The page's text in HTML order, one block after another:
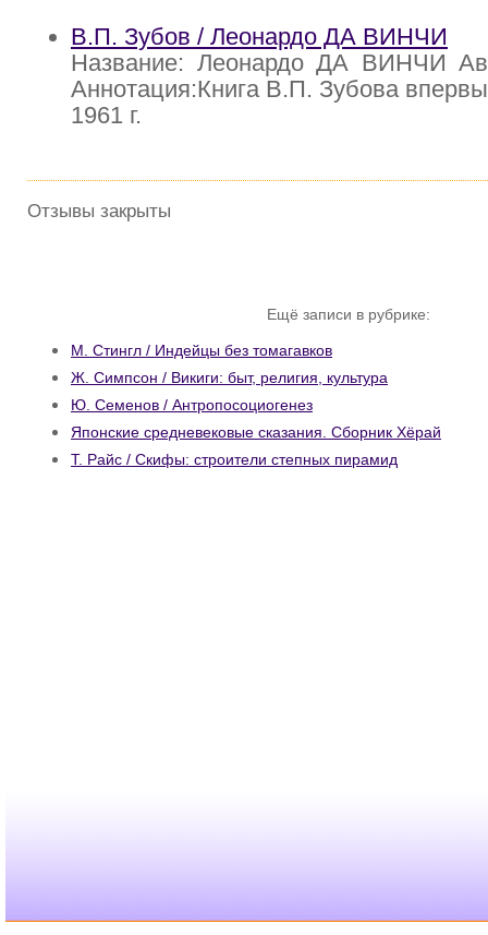
В.П. Зубов / Леонардо ДА ВИНЧИ
Название: Леонардо ДА ВИНЧИ
Аннотация:Книга В.П. Зубова
1961 г.
Отзывы закрыты
Ещё записи в рубрике:
М. Стингл / Индейцы без томагавков
Ж. Симпсон / Викиги: быт, религия, культура
Ю. Семенов / Антропосоциогенез
Японские средневековые сказания. Сборник Хёрай
Т. Райс / Скифы: строители степных пирамид